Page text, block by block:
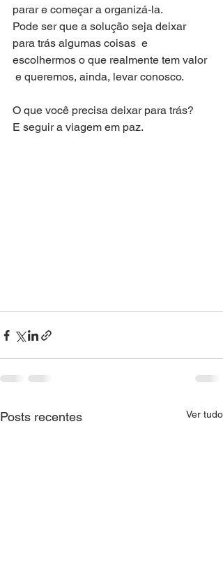
parar e começar a organizá-la.
Pode ser que a solução seja deixar
para trás algumas coisas  e
escolhermos o que realmente tem valor
e queremos, ainda, levar conosco.
O que você precisa deixar para trás?
E seguir a viagem em paz.
Posts recentes Ver tudo